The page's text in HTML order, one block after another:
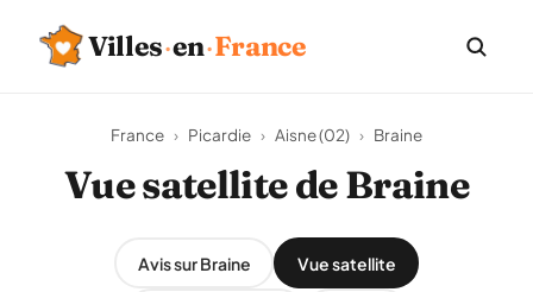
Villes·en·France
France › Picardie › Aisne (02) › Braine
Vue satellite de Braine
Avis sur Braine Vue satellite